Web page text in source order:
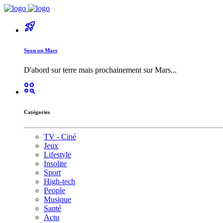
rocket_launch
Soon on Mars
D'abord sur terre mais prochainement sur Mars...
action_key
Catégories
TV - Ciné
Jeux
Lifestyle
Insolite
Sport
High-tech
People
Musique
Santé
Actu